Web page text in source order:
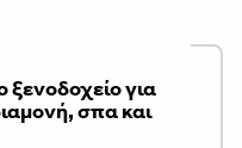
για
σπα και